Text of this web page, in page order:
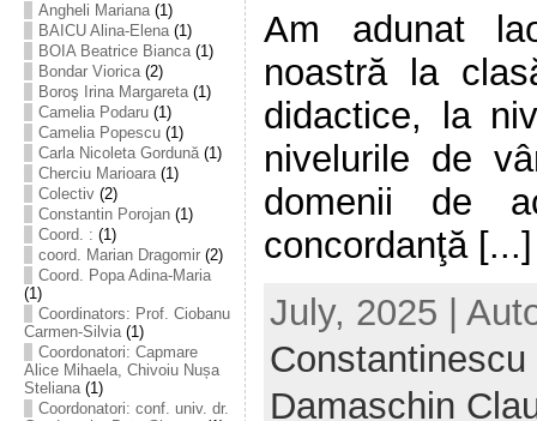
Angheli Mariana(1)
BAICU Alina-Elena(1)
BOIA Beatrice Bianca(1)
Bondar Viorica(2)
Boroş Irina Margareta(1)
Camelia Podaru(1)
Camelia Popescu(1)
Carla Nicoleta Gordună(1)
Cherciu Marioara(1)
Colectiv(2)
Constantin Porojan(1)
Coord. : (1)
coord. Marian Dragomir(2)
Coord. Popa Adina-Maria
(1)
Coordinators: Prof. Ciobanu
Carmen-Silvia(1)
Coordonatori: Capmare
Alice Mihaela, Chivoiu Nușa
Steliana(1)
Coordonatori: conf. univ. dr.
Am adunat
noastră la
didactice, la
nivelurile de
domenii de
concordanţă [...]
July, 2025 |
Damaschin